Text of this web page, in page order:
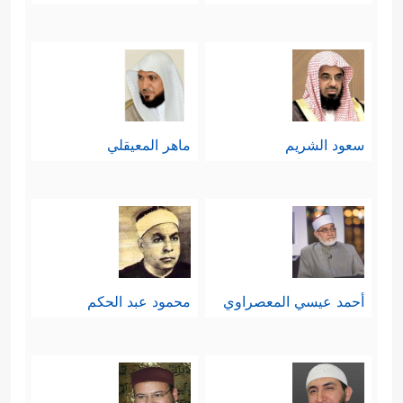
سعود الشريم ماهر المعيقلي
أحمد عيسي المعصراوي محمود عبد الحكم